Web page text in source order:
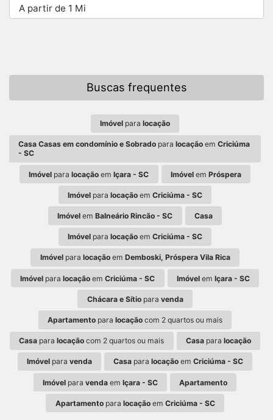
A partir de 1 Mi
Buscas frequentes
Imóvel para locação
Casa Casas em condomínio e Sobrado paralocação emCriciúma
- SC
Imóvel paralocação emIçara - SC Imóvelem Próspera
Imóvel para locação em Criciúma - SC
Imóvel emBalneário Rincão - SC Casa
Imóvel para locação em Criciúma - SC
Imóvelpara locaçãoem Demboski, Próspera Vila Rica
Imóvel paralocação emCriciúma - SC Imóvelem Içara - SC
Chácara e Sítiopara venda
Apartamento para locação com 2 quartos ou mais
Casa paralocação com 2 quartos ou mais Casapara locação
Imóvelpara venda Casa paralocação emCriciúma - SC
Imóvelpara vendaem Içara - SC Apartamento
Apartamentopara locaçãoem Criciúma - SC